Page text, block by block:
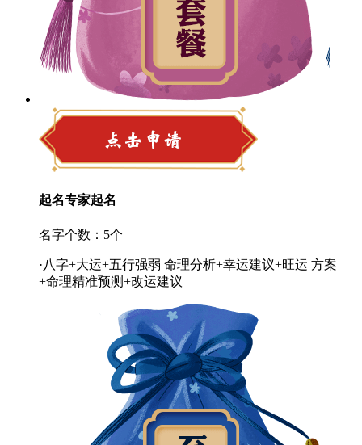
起名专家起名
名字个数：5个
·八字+大运+五行强弱 命理分析+幸运建议+旺运 方案
+命理精准预测+改运建议